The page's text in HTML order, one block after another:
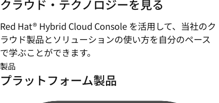
クラウド・テクノロジーを見る
Red Hat® Hybrid Cloud Console を活用して、当社のク
ラウド製品とソリューションの使い方を自分のペース
で学ぶことができます。
製品
プラットフォーム製品